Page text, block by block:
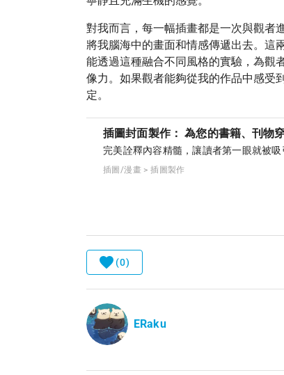
對我而言，每一幅插畫都是一次與觀者
將我腦海中的畫面和情感傳遞出去。這
能透過這種融合不同風格的實驗，為觀
像力。如果觀者能夠從我的作品中感受
定。
插圖封面製作： 為您的書籍、刊物
完美詮釋內容精髓，讓讀者第一眼就被吸
插圖/漫畫 > 插圖製作
(0)
ERaku